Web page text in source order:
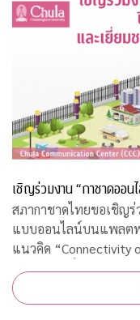
เชิญร่วมงาน “กาชาดออน
สภากาชาดไทยขอเชิญร่
แบบออนไลน์บนแพลตฟอร์
แนวคิด “Connectivity
ระหว่างวันที่ 19 – 29
เสด็จพระราชกุศลบำรุง